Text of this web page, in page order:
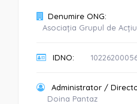
Denumire ONG:
Asociația Grupul de
IDNO:
Administrator /
Doina Pantaz